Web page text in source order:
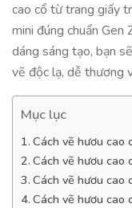
cao cổ từ trang giấy
mini đúng chuẩn Gen
dáng sáng tạo, bạn
vẽ độc lạ, dễ thương
Mục lục
Cách vẽ hươu cao
Cách vẽ hươu cao
Cách vẽ hươu cao
Cách vẽ hươu cao